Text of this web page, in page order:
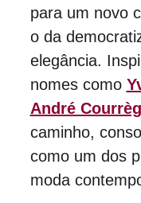
para um novo
o da
elegância.
nomes como
André
caminho,
como um dos
moda